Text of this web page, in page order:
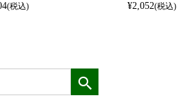
(税込)
¥2,052(税込)